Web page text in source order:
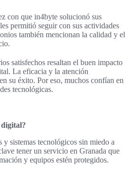
con que in4byte solucionó sus
permitió seguir con sus actividades
también mencionan la calidad y el
satisfechos resaltan el buen impacto
La eficacia y la atención
su éxito. Por eso, muchos confían en
tecnológicas.
y sistemas tecnológicos sin miedo a
tener un servicio en Granada que
y equipos estén protegidos.